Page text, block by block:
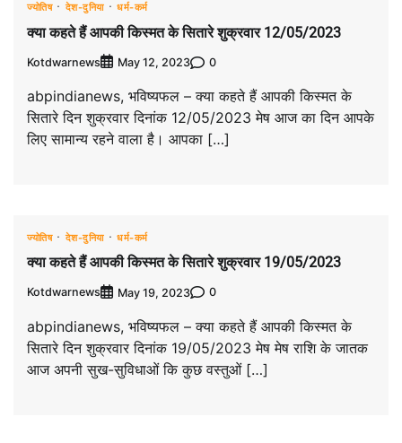
ज्योतिष देश-दुनिया धर्म-कर्म
क्या कहते हैं आपकी किस्मत के सितारे शुक्रवार 12/05/2023
Kotdwarnews May 12, 2023 0
abpindianews, भविष्यफल – क्या कहते हैं आपकी किस्मत के
सितारे दिन शुक्रवार दिनांक 12/05/2023 मेष आज का दिन आपके
लिए सामान्य रहने वाला है। आपका […]
ज्योतिष देश-दुनिया धर्म-कर्म
क्या कहते हैं आपकी किस्मत के सितारे शुक्रवार 19/05/2023
Kotdwarnews May 19, 2023 0
abpindianews, भविष्यफल – क्या कहते हैं आपकी किस्मत के
सितारे दिन शुक्रवार दिनांक 19/05/2023 मेष मेष राशि के जातक
आज अपनी सुख-सुविधाओं कि कुछ वस्तुओं […]